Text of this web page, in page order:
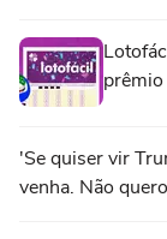
'Se quiser vir
venha. Não